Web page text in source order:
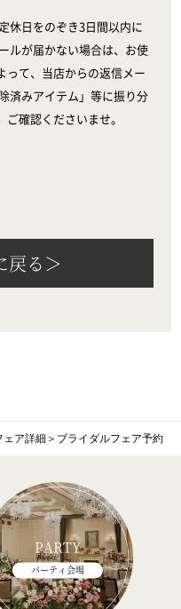
休日をのぞき3日間以内に
ルが届かない場合は、お使
って、当店からの返信メー
済みアイテム」等に振り分
確認くださいませ。
戻る＞
ェア詳細 ＞ ブライダルフェア予約
PARTY
パーティ会場